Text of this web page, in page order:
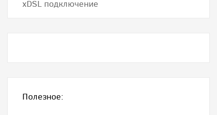
хDSL подключение
Полезное: